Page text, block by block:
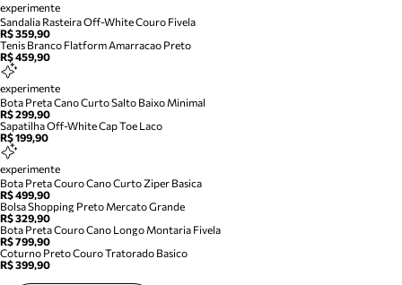
experimente
Sandalia Rasteira Off-White Couro Fivela
R$ 359,90
Tenis Branco Flatform Amarracao Preto
R$ 459,90
experimente
Bota Preta Cano Curto Salto Baixo Minimal
R$ 299,90
Sapatilha Off-White Cap Toe Laco
R$ 199,90
experimente
Bota Preta Couro Cano Curto Ziper Basica
R$ 499,90
Bolsa Shopping Preto Mercato Grande
R$ 329,90
Bota Preta Couro Cano Longo Montaria Fivela
R$ 799,90
Coturno Preto Couro Tratorado Basico
R$ 399,90